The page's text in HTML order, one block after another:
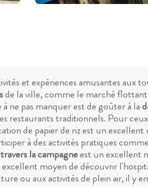
et expériences amusantes aux
de la ville, comme le marché
ne pas manquer est de goûter à la
restaurants traditionnels. Pour
de papier de riz est un excellent
à des activités pratiques
la campagneest un excellent
moyen de découvrir
ou aux activités de plein air, il y